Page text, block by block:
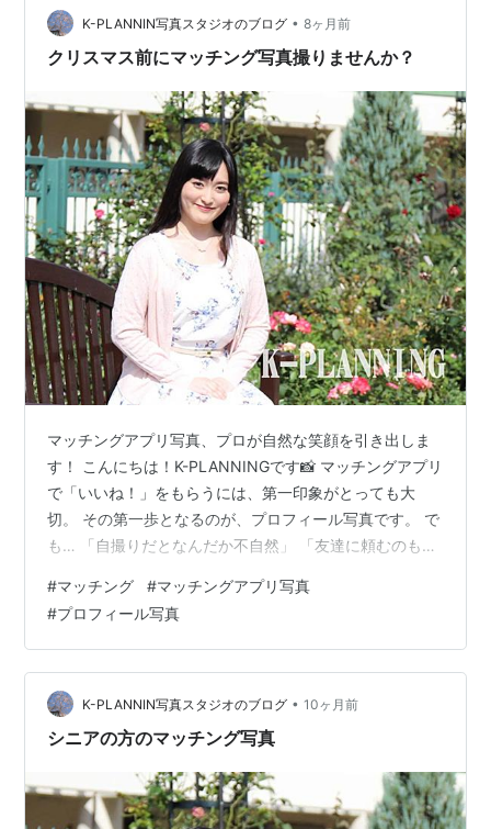
K-PLANNIN写真スタジオのブログ • 8ヶ月前
クリスマス前にマッチング写真撮りませんか？
マッチングアプリ写真、プロが自然な笑顔を引き出しま
す！ こんにちは！K-PLANNINGです📸 マッチングアプリ
で「いいね！」をもらうには、第一印象がとっても大
切。 その第一歩となるのが、プロフィール写真です。 で
も… 「自撮りだとなんだか不自然」 「友達に頼むのも気
う」 そんなあなたにぴったりのサービスをご紹介しま
す！ 🌟出張撮影で、あなたの自然な魅力を引き出しま
す！ 桜木町駅周辺のロケーションで、プロのカメラマン
があなたの自然な表情を引き出しながら撮影します。 堅
苦しいスタジオ撮影ではなく、リラックスした雰囲気の
中で、あなたらしさを大切にし…
#マッチング #マッチングアプリ写真
#プロフィール写真
K-PLANNIN写真スタジオのブログ • 10ヶ月前
シニアの方のマッチング写真